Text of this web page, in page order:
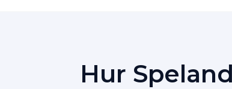
Hur